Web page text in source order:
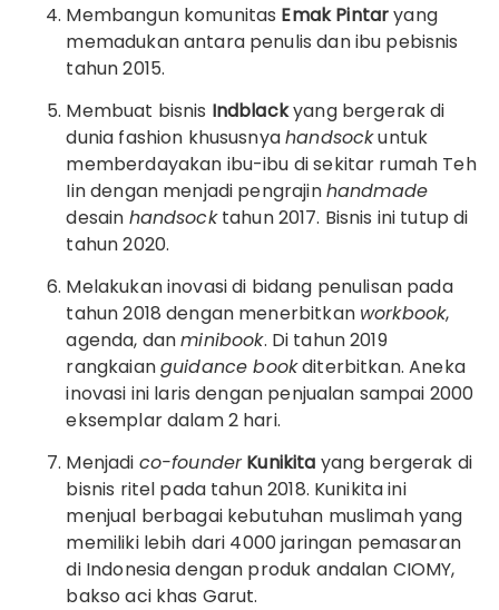
Membangun komunitas Emak Pintaryang
memadukan antara penulis dan ibu pebisnis
tahun 2015.
Membuat bisnis Indblackyang bergerak di
dunia fashion khususnyahandsockuntuk
memberdayakan ibu-ibu di sekitar rumah Teh
Iin dengan menjadi pengrajinhandmade
desain handsocktahun 2017. Bisnis ini tutup di
tahun 2020.
Melakukan inovasi di bidang penulisan pada
tahun 2018 dengan menerbitkan workbook,
agenda, danminibook. Di tahun 2019
rangkaianguidance bookditerbitkan. Aneka
inovasi ini laris dengan penjualan sampai 2000
eksemplar dalam 2 hari.
Menjadi co-founder Kunikita yang bergerak di
bisnis ritel pada tahun 2018. Kunikita ini
menjual berbagai kebutuhan muslimah yang
memiliki lebih dari 4000 jaringan pemasaran
di Indonesia dengan produk andalan CIOMY,
bakso aci khas Garut.